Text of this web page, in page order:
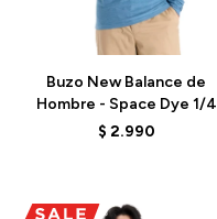
Buzo New Balance de
Hombre - Space Dye 1/4
Zip - MT41915DSW - BLUE
$ 2.990